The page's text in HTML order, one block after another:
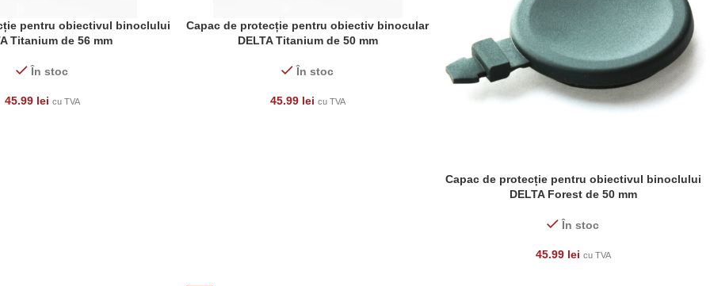
pentru obiectivul binoclului
Titanium de 56 mm
În stoc
45.99 lei cu TVA
ADAUGĂ ÎN COȘ
Capac de protecție pentru obiectiv binocular
DELTA Titanium de 50 mm
În stoc
45.99 lei cu TVA
ADAUGĂ ÎN COȘ
Capac de protecție pentru obiectivul binoclului
DELTA Forest de 50 mm
În stoc
45.99 lei cu TVA